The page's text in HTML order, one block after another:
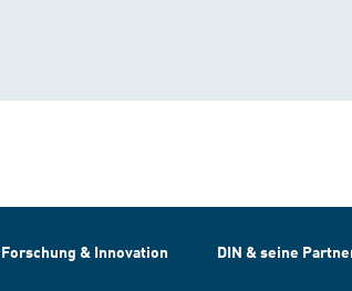
Forschung & Innovation DIN & seine